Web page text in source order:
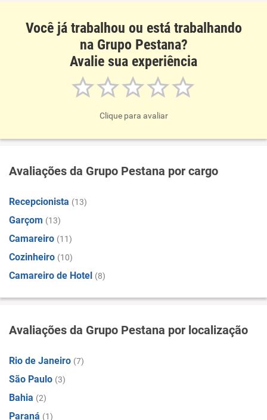
Benefícios
Recomenda esta empresa
Você já trabalhou ou está trabalhando
na Grupo Pestana?
Avalie sua experiência
Clique para avaliar
Avaliações da Grupo Pestana por cargo
Recepcionista (13)
Garçom (13)
Camareiro (11)
Cozinheiro (10)
Camareiro de Hotel (8)
Avaliações da Grupo Pestana por localização
Rio de Janeiro (7)
São Paulo (3)
Bahia (2)
Paraná (1)